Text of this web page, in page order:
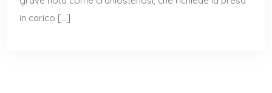
in carico […]